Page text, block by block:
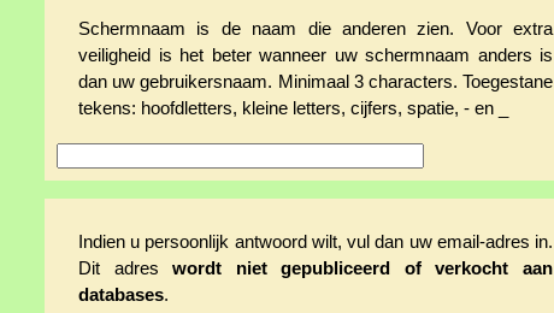
Schermnaam is de naam die anderen zien. Voor extra
veiligheid is het beter wanneer uw schermnaam anders is
dan uw gebruikersnaam. Minimaal 3 characters. Toegestane
tekens: hoofdletters, kleine letters, cijfers, spatie, - en _
Indien u persoonlijk antwoord wilt, vul dan uw email-adres in.
Dit adreswordt niet gepubliceerd of verkocht aan
databases.